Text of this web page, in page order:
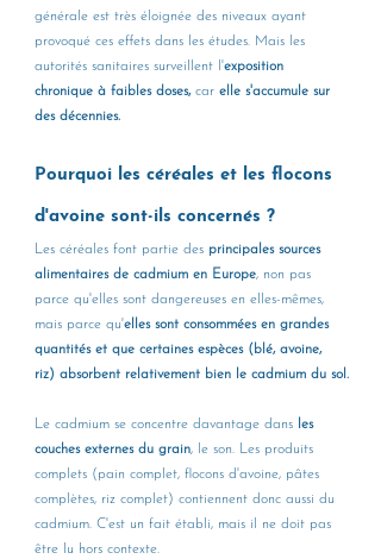
générale est très éloignée des niveaux ayant
provoqué ces effets dans les études. Mais les
autorités sanitaires surveillent l'exposition
chronique à faibles doses, car elle s'accumule sur
des décennies.
Pourquoi les céréales et les flocons
d'avoine sont-ils concernés ?
Les céréales font partie des principales sources
alimentaires de cadmium en Europe, non pas
parce qu'elles sont dangereuses en elles-mêmes,
mais parce qu'elles sont consommées en grandes
quantités et que certaines espèces (blé, avoine,
riz) absorbent relativement bien le cadmium du sol.
Le cadmium se concentre davantage dans les
couches externes du grain, le son. Les produits
complets (pain complet, flocons d'avoine, pâtes
complètes, riz complet) contiennent donc aussi du
cadmium. C'est un fait établi, mais il ne doit pas
être lu hors contexte.